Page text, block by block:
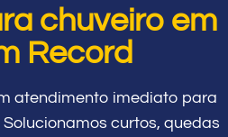
chuveiro em
Record
atendimento imediato para
curtos, quedas